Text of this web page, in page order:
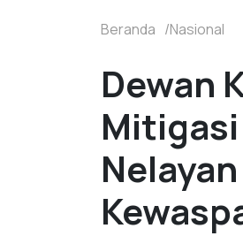
Beranda Nasional
Dewan